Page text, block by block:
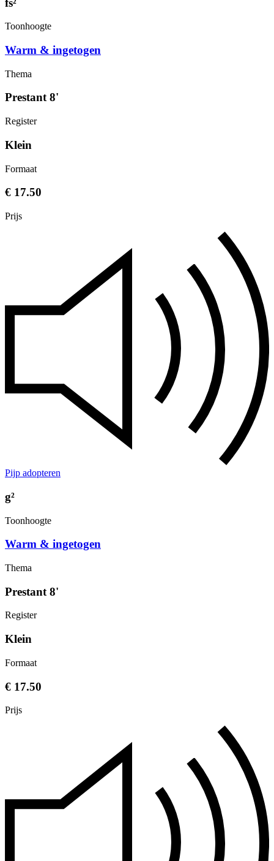
Toonhoogte
Warm & ingetogen
Thema
Prestant 8'
Register
Klein
Formaat
€ 17.50
Prijs
Pijp adopteren
g²
Toonhoogte
Warm & ingetogen
Thema
Prestant 8'
Register
Klein
Formaat
€ 17.50
Prijs